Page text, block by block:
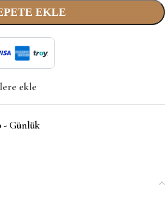
EKLE
ekle
- Günlük